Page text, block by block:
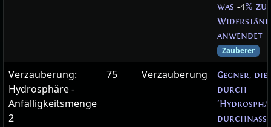
was -4% zu
anwendet
Zauberer
Verzauberung:
Hydrosphäre -
Anfälligkeitsmenge
2
75 Verzauberung
Gegner, die
durch
durchnässt